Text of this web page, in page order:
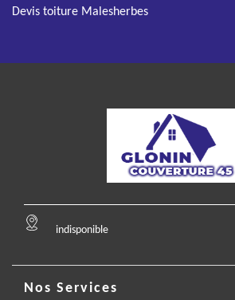
Devis toiture Malesherbes
indisponible
Nos Services